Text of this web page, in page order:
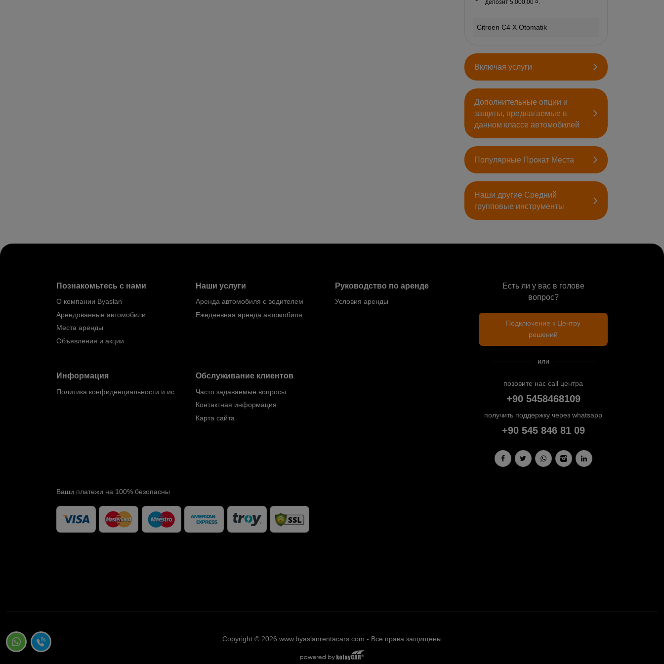
депозит 5.000,00 ¤.
Citroen C4 X Otomatik
Включая услуги
Дополнительные опции и
защиты, предлагаемые в
данном классе автомобилей
Популярные Прокат Места
Наши другие Средний
групповые инструменты
Познакомьтесь с нами
О компании Byaslan
Арендованные автомобили
Места аренды
Объявления и акции
Наши услуги
Аренда автомобиля с водителем
Ежедневная аренда автомобиля
Руководство по аренде
Условия аренды
Информация Обслуживание клиентов
Часто задаваемые вопросы
Контактная информация
Карта сайта
Есть ли у вас в голове
вопрос?
Подключение к Центру
решений
или
позовите нас call центра
+90 5458468109
получить поддержку через whatsapp
+90 545 846 81 09
Ваши платежи на 100% безопасны
Copyright © 2026 www.byaslanrentacars.com - Все права защищены